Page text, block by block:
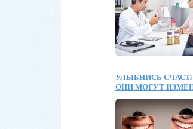
УЛЫБНИСЬ
ОНИ МОГУТ